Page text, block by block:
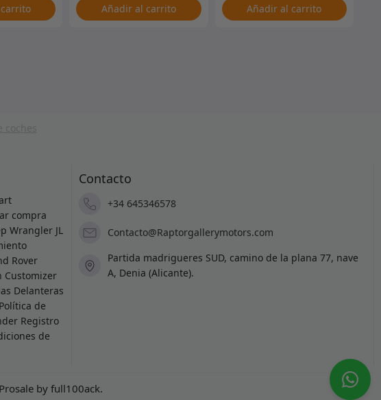
Añadir al carrito Añadir al carrito
compra
Wrangler JL
Rover
Customizer
Delanteras
Política de
Registro
de
Contacto
+34 645346578
Contacto@Raptorgallerymotors.com
Partida madrigueres SUD, camino de la plana 77, nave
A, Denia (Alicante).
Prosaleby full100ack.